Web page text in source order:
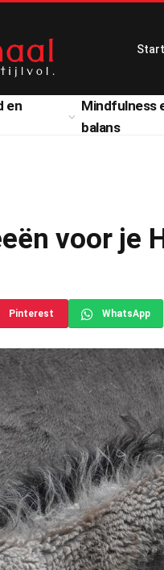
en
Mindfulness
balans
voor je
Pinterest WhatsApp